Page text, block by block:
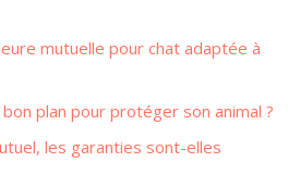
mutuelle pour chat adaptée à
plan pour protéger son animal ?
les garanties sont-elles